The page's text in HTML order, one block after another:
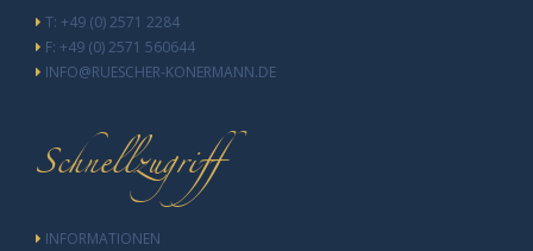
T: +49 (0) 2571 2284
F: +49 (0) 2571 560644
INFO@RUESCHER-KONERMANN.DE
Schnellzugriff
INFORMATIONEN